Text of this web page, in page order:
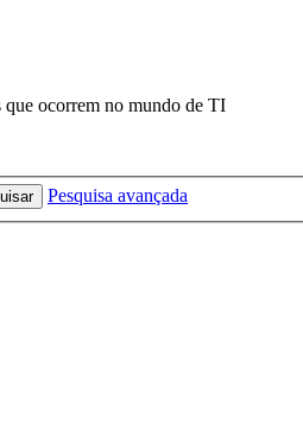
que ocorrem no mundo de TI
Pesquisa avançada